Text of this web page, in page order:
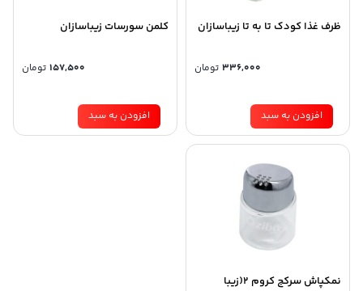
ظرف غذا کودک تا به تا زیباسازان
تومان
افزودن به سبد
کلمن سورسات زیباسازان
تومان
افزودن به سبد
نمکپاش سرکج کروم 2(زیبا